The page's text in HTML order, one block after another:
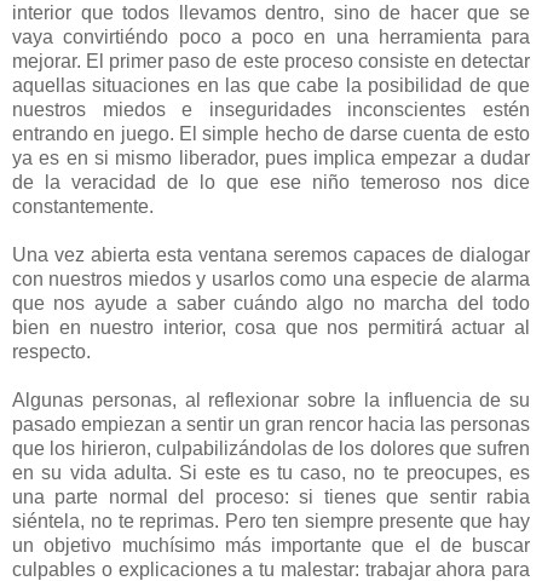
interior que todos llevamos dentro, sino de hacer que se
vaya convirtiéndo poco a poco en una herramienta para
mejorar. El primer paso de este proceso consiste en detectar
aquellas situaciones en las que cabe la posibilidad de que
nuestros miedos e inseguridades inconscientes estén
entrando en juego. El simple hecho de darse cuenta de esto
ya es en si mismo liberador, pues implica empezar a dudar
de la veracidad de lo que ese niño temeroso nos dice
constantemente.
Una vez abierta esta ventana seremos capaces de dialogar
con nuestros miedos y usarlos como una especie de alarma
que nos ayude a saber cuándo algo no marcha del todo
bien en nuestro interior, cosa que nos permitirá actuar al
respecto.
Algunas personas, al reflexionar sobre la influencia de su
pasado empiezan a sentir un gran rencor hacia las personas
que los hirieron, culpabilizándolas de los dolores que sufren
en su vida adulta. Si este es tu caso, no te preocupes, es
una parte normal del proceso: si tienes que sentir rabia
siéntela, no te reprimas. Pero ten siempre presente que hay
un objetivo muchísimo más importante que el de buscar
culpables o explicaciones a tu malestar: trabajar ahora para